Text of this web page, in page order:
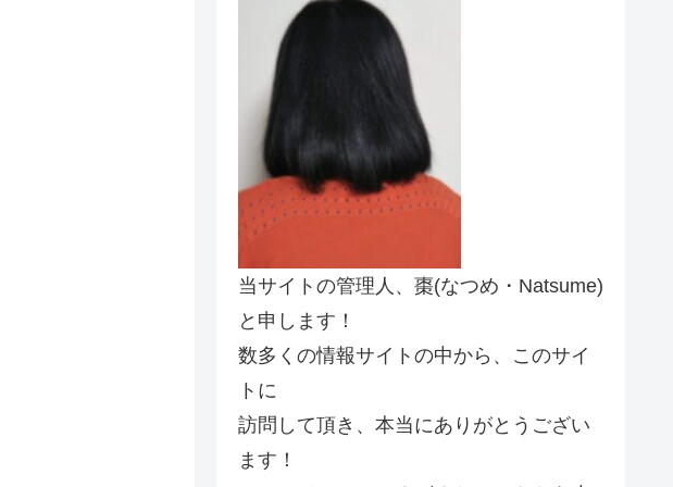
当サイトの管理人、棗(なつめ・Natsume)
と申します！
数多くの情報サイトの中から、このサイ
トに
訪問して頂き、本当にありがとうござい
ます！